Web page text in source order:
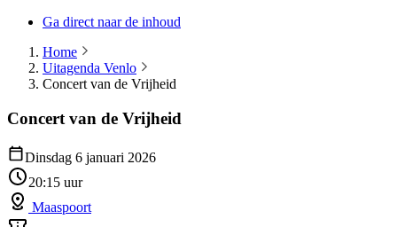
Ga direct naar de inhoud
Home
Uitagenda Venlo
Concert van de Vrijheid
Concert van de Vrijheid
Dinsdag 6 januari 2026
20:15 uur
Maaspoort